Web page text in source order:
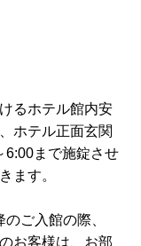
るホテル館内安
ホテル正面玄関
6:00まで施錠させ
ます。
のご入館の際、
お客様は、お部